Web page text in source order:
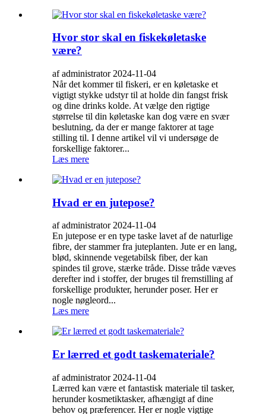
Hvor stor skal en fiskekøletaske
være?
af administrator 2024-11-04
Når det kommer til fiskeri, er en køletaske et
vigtigt stykke udstyr til at holde din fangst frisk
og dine drinks kolde. At vælge den rigtige
størrelse til din køletaske kan dog være en svær
beslutning, da der er mange faktorer at tage
stilling til. I denne artikel vil vi undersøge de
forskellige faktorer...
Læs mere
Hvad er en jutepose?
af administrator 2024-11-04
En jutepose er en type taske lavet af de naturlige
fibre, der stammer fra juteplanten. Jute er en lang,
blød, skinnende vegetabilsk fiber, der kan
spindes til grove, stærke tråde. Disse tråde væves
derefter ind i stoffer, der bruges til fremstilling af
forskellige produkter, herunder poser. Her er
nogle nøgleord...
Læs mere
Er lærred et godt taskemateriale?
af administrator 2024-11-04
Lærred kan være et fantastisk materiale til tasker,
herunder kosmetiktasker, afhængigt af dine
behov og præferencer. Her er nogle vigtige